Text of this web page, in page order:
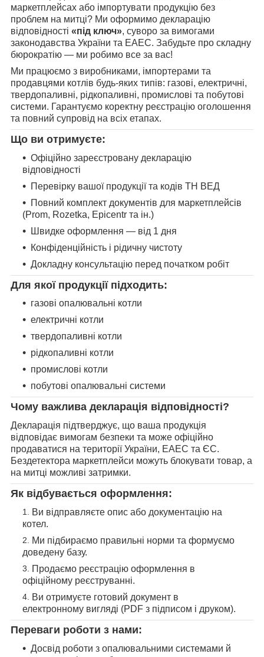
маркетплейсах або імпортувати продукцію без
проблем на митці? Ми оформимо декларацію
відповідності «під ключ», суворо за вимогами
законодавства України та ЕАЕС. Забудьте про складну
бюрократію — ми робимо все за вас!
Ми працюємо з виробниками, імпортерами та
продавцями котлів будь-яких типів: газові, електричні,
твердопаливні, рідкопаливні, промислові та побутові
системи. Гарантуємо коректну реєстрацію оголошення
та повний супровід на всіх етапах.
Що ви отримуєте:
Офіційно зареєстровану декларацію
відповідності
Перевірку вашої продукції та кодів ТН ВЕД
Повний комплект документів для маркетплейсів
(Prom, Rozetka, Epicentr та ін.)
Швидке оформлення — від 1 дня
Конфіденційність і рідичну чистоту
Докладну консультацію перед початком робіт
Для якої продукції підходить:
газові опалювальні котли
електричні котли
твердопаливні котли
рідкопаливні котли
промислові котли
побутові опалювальні системи
Чому важлива декларація відповідності?
Декларація підтверджує, що ваша продукція
відповідає вимогам безпеки та може офіційно
продаватися на території України, ЕАЕС та ЄС.
Бездетектора маркетплейси можуть блокувати товар, а
на митці можливі затримки.
Як відбувається оформлення:
Ви відправляєте опис або документацію на
котел.
Ми підбираємо правильні норми та формуємо
доведену базу.
Продаємо реєстрацію оформлення в
офіційному реєструванні.
Ви отримуєте готовий документ в
електронному вигляді (PDF з підписом і друком).
Переваги роботи з нами:
Досвід роботи з опалювальними системами й